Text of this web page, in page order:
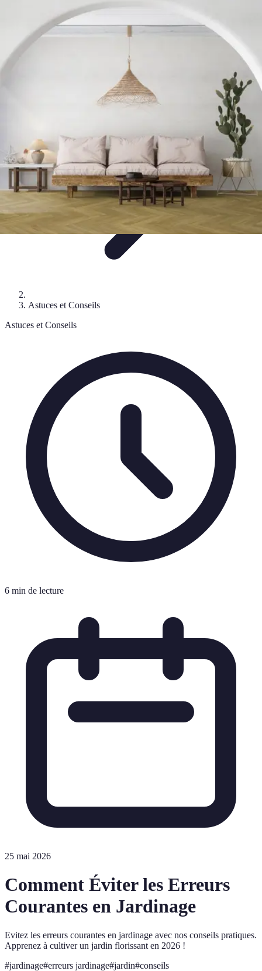
Conseils Jardinage
Entretien et Aménagement
Entretien du Jardin
Astuces et Conseils
Astuces et Conseils
6 min de lecture
25 mai 2026
Comment Éviter les Erreurs
Courantes en Jardinage
Evitez les erreurs courantes en jardinage avec nos conseils pratiques.
Apprenez à cultiver un jardin florissant en 2026 !
#jardinage#erreurs jardinage#jardin#conseils